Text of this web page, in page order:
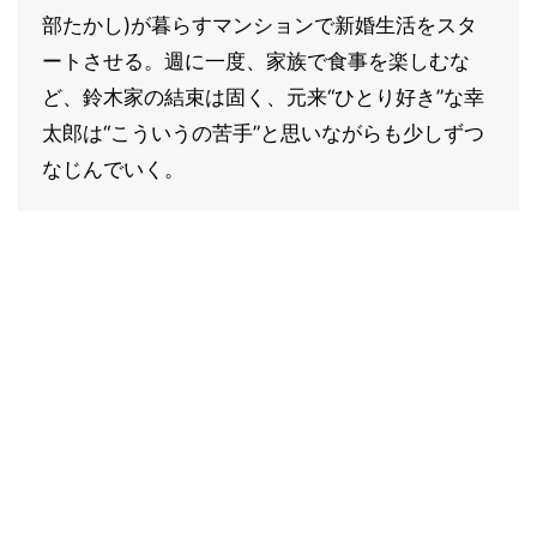
部たかし)が暮らすマンションで新婚生活をスタ
ートさせる。週に一度、家族で食事を楽しむな
ど、鈴木家の結束は固く、元来“ひとり好き”な幸
太郎は“こういうの苦手”と思いながらも少しずつ
なじんでいく。